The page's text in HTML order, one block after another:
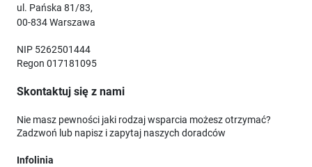
ul. Pańska 81/83,
00-834 Warszawa
NIP 5262501444
Regon 017181095
Skontaktuj się z nami
Nie masz pewności jaki rodzaj wsparcia możesz otrzymać?
Zadzwoń lub napisz i zapytaj naszych doradców
Infolinia